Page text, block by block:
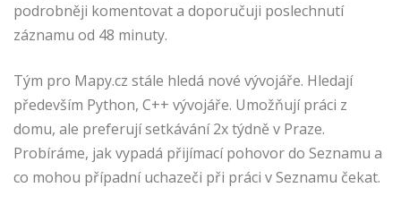
podrobněji komentovat a doporučuji poslechnutí
záznamu od 48 minuty.
Tým pro Mapy.cz stále hledá nové vývojáře. Hledají
především Python, C++ vývojáře. Umožňují práci z
domu, ale preferují setkávání 2x týdně v Praze.
Probíráme, jak vypadá přijímací pohovor do Seznamu a
co mohou případní uchazeči při práci v Seznamu čekat.